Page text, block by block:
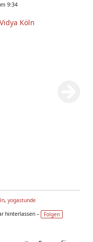
9:34
Köln
, yogastunde
hinterlassen –
Folgen